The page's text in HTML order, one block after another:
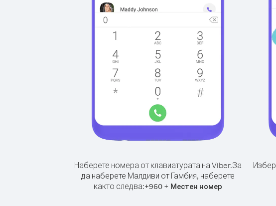
Наберете номера от клавиатурата на Viber.За
да наберете Малдиви от Гамбия, наберете
както следва:+960 + Местен номер